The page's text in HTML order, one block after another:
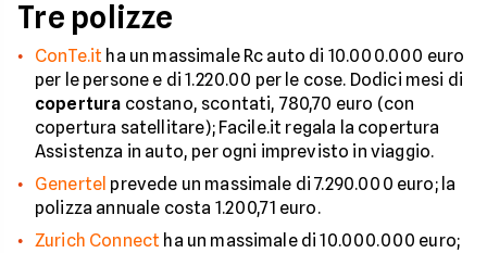
Tre polizze
ConTe.it ha un massimale Rc auto di 10.000.000 euro
per le persone e di 1.220.00 per le cose. Dodici mesi di
copertura costano, scontati, 780,70 euro (con
copertura satellitare); Facile.it regala la copertura
Assistenza in auto, per ogni imprevisto in viaggio.
Genertel prevede un massimale di 7.290.000 euro; la
polizza annuale costa 1.200,71 euro.
Zurich Connect ha un massimale di 10.000.000 euro;